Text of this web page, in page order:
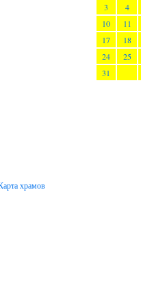
3
4
10
11
17
18
24
25
31
храмов